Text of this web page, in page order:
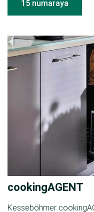
15 numaraya
cookingAGENT
Kesseböhmer